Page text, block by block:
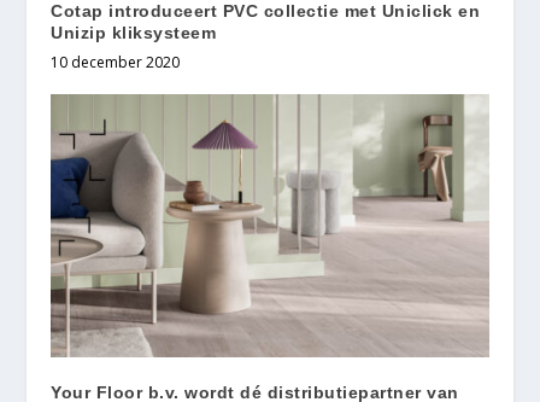
Cotap introduceert PVC collectie met Uniclick en
Unizip kliksysteem
10 december 2020
Your Floor b.v. wordt dé distributiepartner van